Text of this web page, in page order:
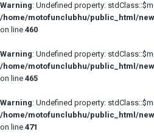
Warning: Undefined property:
/home/motofunclubhu/public_html/
on line 460
Warning: Undefined property:
/home/motofunclubhu/public_html/
on line 465
Warning: Undefined property:
/home/motofunclubhu/public_html/
on line 471